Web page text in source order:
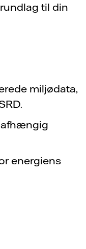
til din
miljødata,
energiens